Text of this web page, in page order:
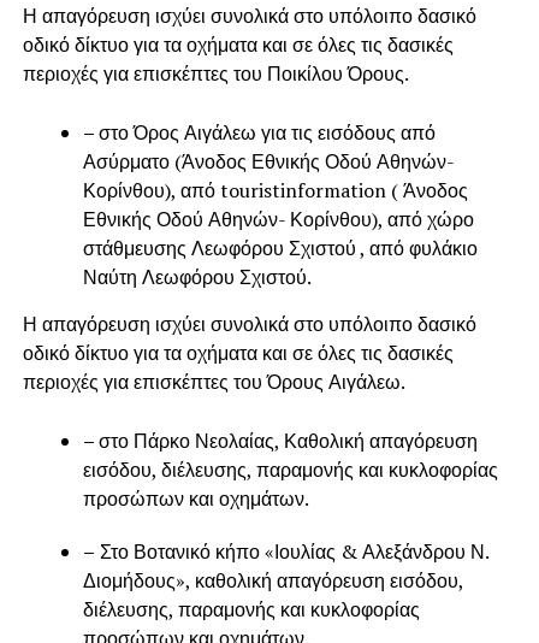
Η απαγόρευση ισχύει συνολικά στο υπόλοιπο δασικό
οδικό δίκτυο για τα οχήματα και σε όλες τις δασικές
περιοχές για επισκέπτες του Ποικίλου Όρους.
–στο Όρος Αιγάλεω για τις εισόδους από
Ασύρματο (Άνοδος Εθνικής Οδού Αθηνών-
Κορίνθου), από touristinformation ( Άνοδος
Εθνικής Οδού Αθηνών- Κορίνθου), από χώρο
στάθμευσης Λεωφόρου Σχιστού , από φυλάκιο
Ναύτη Λεωφόρου Σχιστού.
Η απαγόρευση ισχύει συνολικά στο υπόλοιπο δασικό
οδικό δίκτυο για τα οχήματα και σε όλες τις δασικές
περιοχές για επισκέπτες του Όρους Αιγάλεω.
–στο Πάρκο Νεολαίας, Καθολική απαγόρευση
εισόδου, διέλευσης, παραμονής και κυκλοφορίας
προσώπων και οχημάτων.
– Στο Βοτανικό κήπο «Ιουλίας & Αλεξάνδρου Ν.
Διομήδους», καθολική απαγόρευση εισόδου,
διέλευσης, παραμονής και κυκλοφορίας